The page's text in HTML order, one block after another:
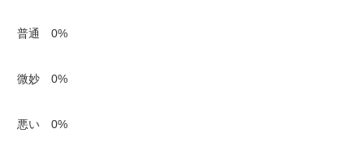
普通 0%
微妙 0%
悪い 0%